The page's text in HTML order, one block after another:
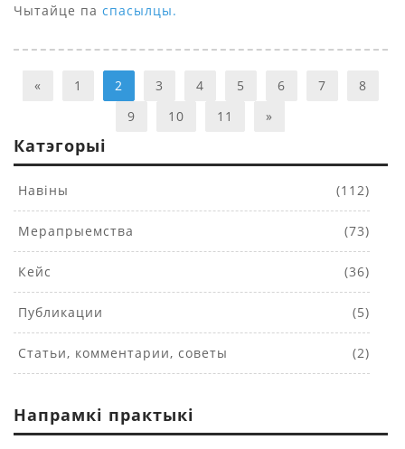
Чытайце па спасылцы.
« 1 2 3 4 5 6 7
8
9
10 11 »
Катэгорыі
Навіны (112)
Мерапрыемства (73)
Кейс (36)
Публикации (5)
Статьи, комментарии, советы (2)
Напрамкі практыкі